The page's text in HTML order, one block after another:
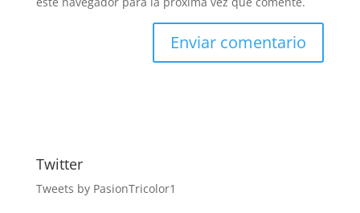
Twitter
Tweets by PasionTricolor1